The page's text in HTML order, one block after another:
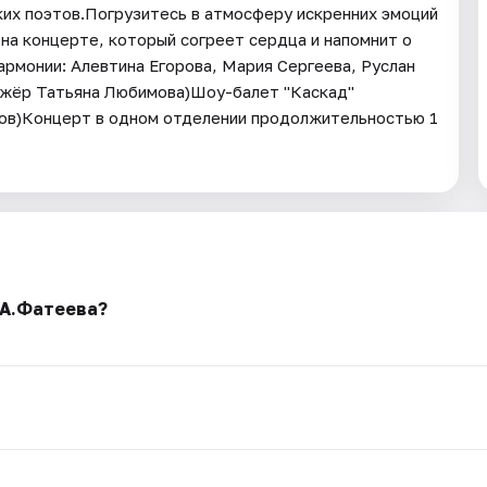
поэтов.Погрузитесь в атмосферу искренних эмоций
концерте, который согреет сердца и напомнит о
Алевтина Егорова, Мария Сергеева, Руслан
Татьяна Любимова)Шоу-балет "Каскад"
в одном отделении продолжительностью 1